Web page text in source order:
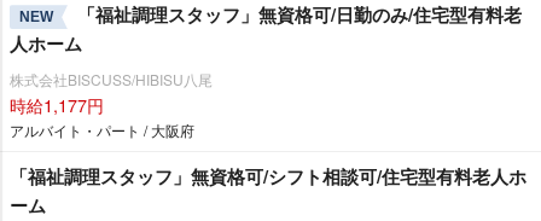
NEW
「福祉調理スタッフ」無資格可/日勤のみ/住宅型有料老
人ホーム
株式会社BISCUSS/HIBISU八尾
時給1,177円
アルバイト・パート / 大阪府
「福祉調理スタッフ」無資格可/シフト相談可/住宅型有料老人ホ
ーム